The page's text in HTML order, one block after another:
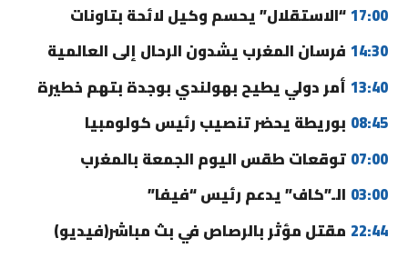
17:00“الاستقلال” يحسم وكيل لائحة بتاونات
14:30 فرسان المغرب يشدون الرحال إلى العالمية
13:40 أمر دولي يطيح بهولندي بوجدة بتهم خطيرة
08:45 بوريطة يحضر تنصيب رئيس كولومبيا
07:00 توقعات طقس اليوم الجمعة بالمغرب
03:00 الـ”كاف” يدعم رئيس “فيفا”
22:44 مقتل مؤثر بالرصاص في بث مباشر(فيديو)